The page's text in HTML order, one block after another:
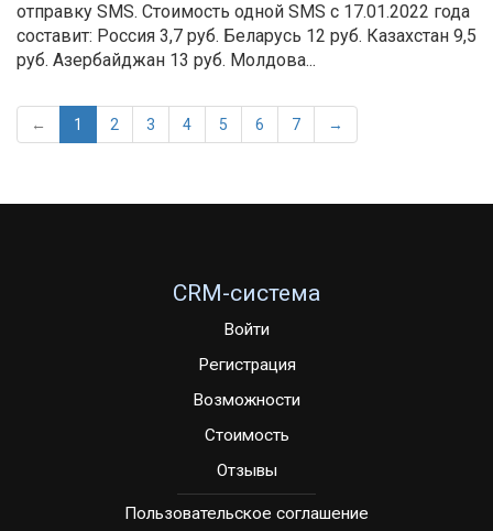
отправку SMS. Стоимость одной SMS с 17.01.2022 года
составит: Россия 3,7 руб. Беларусь 12 руб. Казахстан 9,5
руб. Азербайджан 13 руб. Молдова...
← 1 2 3 4 5 6 7 →
CRM-система
Войти
Регистрация
Возможности
Стоимость
Отзывы
Пользовательское соглашение